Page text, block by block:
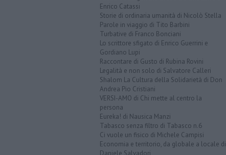
Enrico Catassi
Storie di ordinaria umanità di Nicolò Stella
Parole in viaggio di Tito Barbini
Turbative di Franco Bonciani
Lo scrittore sfigato di Enrico Guerrini e
Gordiano Lupi
Raccontare di Gusto di Rubina Rovini
Legalità e non solo di Salvatore Calleri
Shalom La Cultura della Solidarietà di Don
Andrea Pio Cristiani
VERSI-AMO di Chi mette al centro la
persona
Eureka! di Nausica Manzi
Tabasco senza filtro di Tabasco n.6
Ci vuole un fisico di Michele Campisi
Economia e territorio, da globale a locale di
Daniele Salvadori